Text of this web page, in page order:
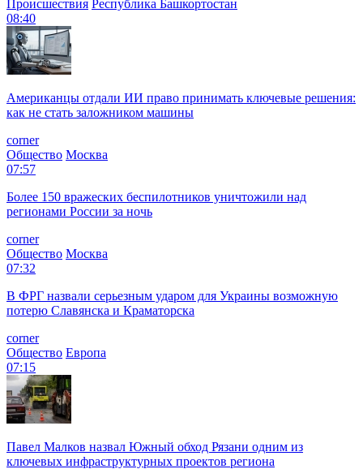
Происшествия Республика Башкортостан
08:40
Американцы отдали ИИ право принимать ключевые решения:
как не стать заложником машины
corner
Общество Москва
07:57
Более 150 вражеских беспилотников уничтожили над
регионами России за ночь
corner
Общество Москва
07:32
В ФРГ назвали серьезным ударом для Украины возможную
потерю Славянска и Краматорска
corner
Общество Европа
07:15
Павел Малков назвал Южный обход Рязани одним из
ключевых инфраструктурных проектов региона